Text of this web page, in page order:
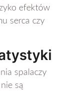
efektów
serca czy
spalaczy
są